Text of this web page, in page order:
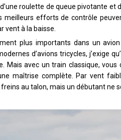
roulette de queue pivotante
meilleurs efforts de contrôle
vent à la baisse.
plus importants dans un
d’avions tricycles, j’exige
Mais avec un train classique,
maîtrise complète. Par vent
au talon, mais un débutant ne